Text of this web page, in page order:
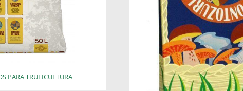
PARA TRUFICULTURA